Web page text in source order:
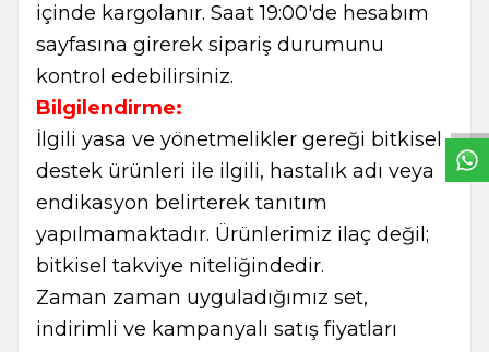
içinde kargolanır. Saat 19:00'de hesabım
sayfasına girerek sipariş durumunu
kontrol edebilirsiniz.
Bilgilendirme:
İlgili yasa ve yönetmelikler gereği bitkisel
destek ürünleri ile ilgili, hastalık adı veya
endikasyon belirterek tanıtım
yapılmamaktadır. Ürünlerimiz ilaç değil;
bitkisel takviye niteliğindedir.
Zaman zaman uyguladığımız set,
indirimli ve kampanyalı satış fiyatları